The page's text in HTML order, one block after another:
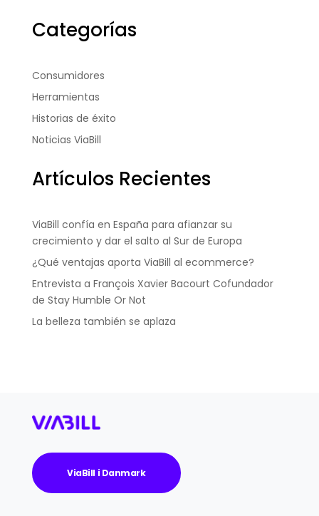
Categorías
Consumidores
Herramientas
Historias de éxito
Noticias ViaBill
Artículos Recientes
ViaBill confía en España para afianzar su
crecimiento y dar el salto al Sur de Europa
¿Qué ventajas aporta ViaBill al ecommerce?
Entrevista a François Xavier Bacourt Cofundador
de Stay Humble Or Not
La belleza también se aplaza
ViaBill i Danmark